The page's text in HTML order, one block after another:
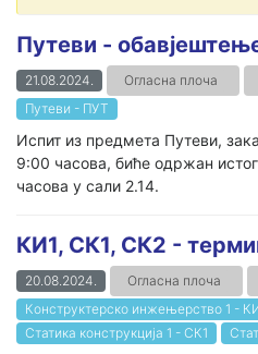
Путеви -
21.08.2024. Огласна плоча
Путеви - ПУТ
Испит из предмета Путеви,
9:00 часова, биће одржан
часова у сали 2.14.
КИ1, СК1, СК2 -
20.08.2024. Огласна плоча
Конструктерско инжењерство 1 -
Статика конструкција 1 - СК1